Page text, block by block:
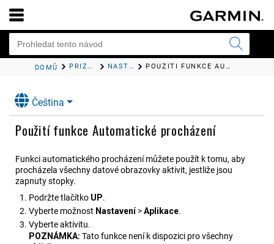
DOMŮ PŘIZPŮSOBENÍ ZAŘÍZENÍ NASTAVENÍ APLIKACE AKTIVITY POUŽITÍ FUNKCE AUTOMATICKÉ PROCHÁZENÍ
Čeština
Použití funkce Automatické procházení
Funkci automatického procházení můžete použít k tomu, aby
procházela všechny datové obrazovky aktivit, jestliže jsou
zapnuty stopky.
Podržte tlačítko UP.
Vyberte možnost Nastavení>Aplikace.
Vyberte aktivitu.
POZNÁMKA: Tato funkce není k dispozici pro všechny